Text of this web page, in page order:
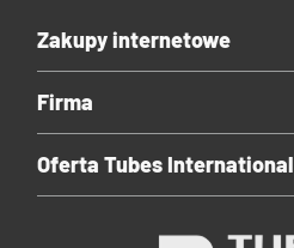
Zakupy internetowe
Firma
Oferta Tubes International